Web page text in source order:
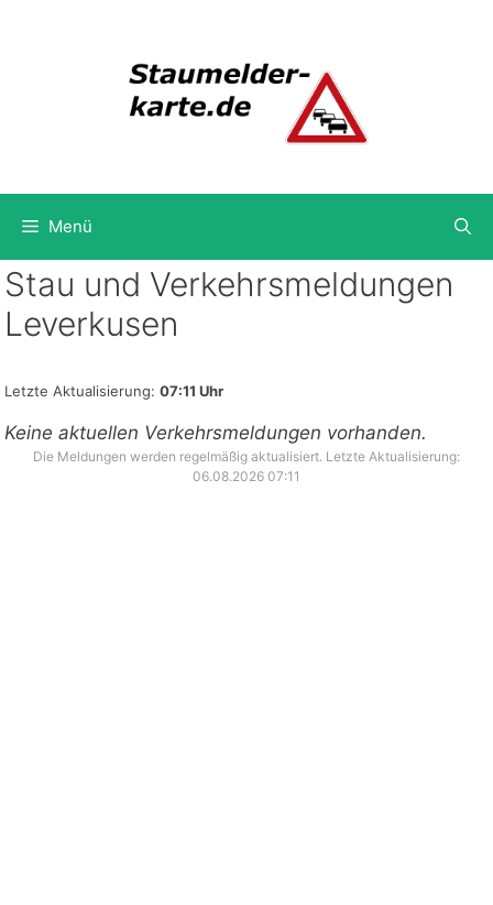
Menü
Stau und Verkehrsmeldungen
Leverkusen
Letzte Aktualisierung: 07:11 Uhr
Keine aktuellen Verkehrsmeldungen vorhanden.
Die Meldungen werden regelmäßig aktualisiert. Letzte Aktualisierung:
06.08.2026 07:11